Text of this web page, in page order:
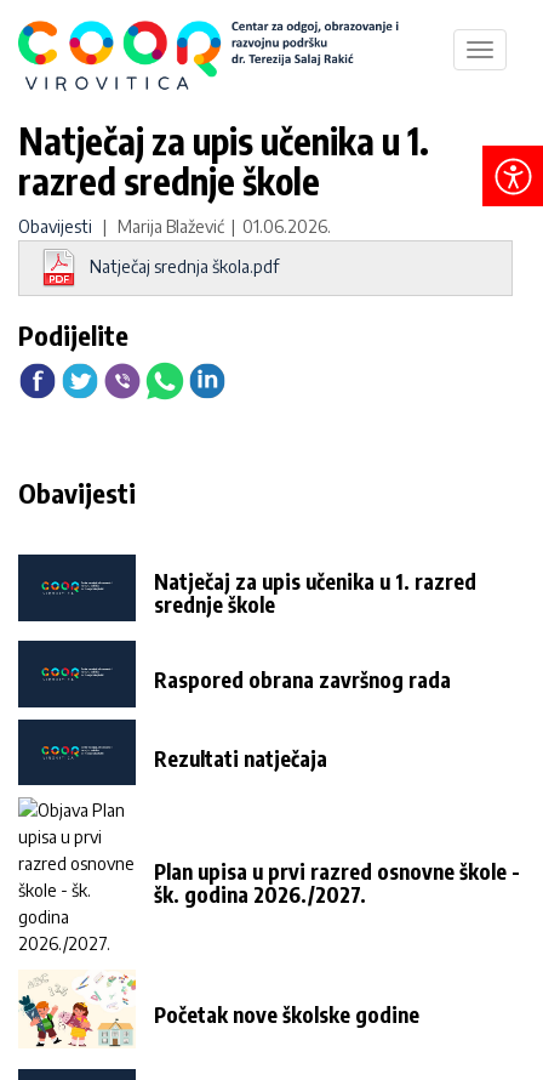
Toggle
Natječaj za upis učenika u 1.
razred srednje škole
Obavijesti | Marija Blažević | 01.06.2026.
Natječaj srednja škola.pdf
Podijelite
Obavijesti
Natječaj za upis učenika u 1. razred
srednje škole
Raspored obrana završnog rada
Rezultati natječaja
Plan upisa u prvi razred osnovne škole -
šk. godina 2026./2027.
Početak nove školske godine